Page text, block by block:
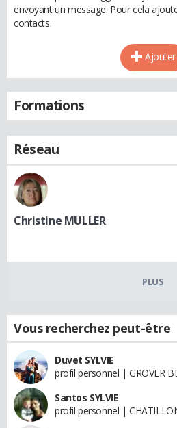
envoyant un message. Pour cela
contacts.
Ajouter
Formations
Réseau
Christine MULLER
PLUS
Vous recherchez peut-être
Duvet SYLVIE
profil personnel | GROVER
Santos SYLVIE
profil personnel |